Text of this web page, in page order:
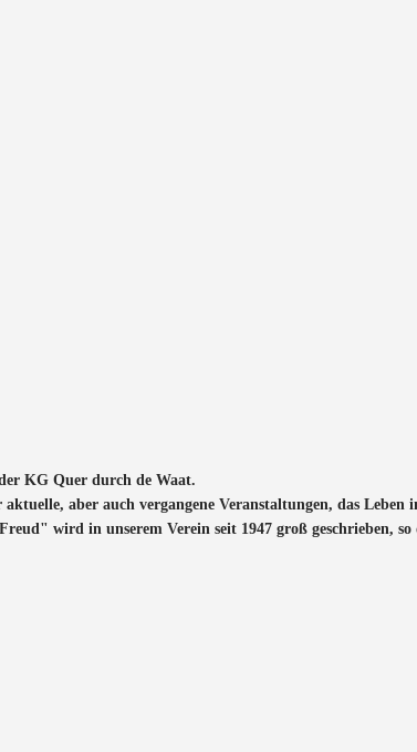
KG Quer durch de Waat.
aber auch vergangene Veranstaltungen, das
wird in unserem Verein seit 1947 groß geschrieben,